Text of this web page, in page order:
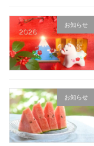
お知らせ
お知らせ